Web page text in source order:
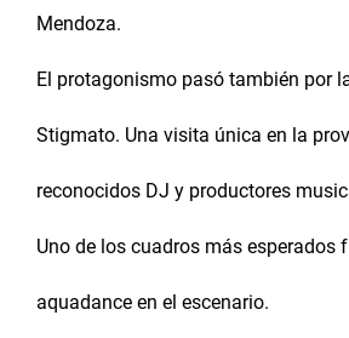
Mendoza.
El protagonismo pasó también por
Stigmato. Una visita única en la
reconocidos DJ y productores
Uno de los cuadros más esperados
aquadance en el escenario.